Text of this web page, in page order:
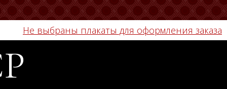
Не выбраны плакаты для оформления заказа